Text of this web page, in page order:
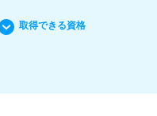
取得できる資格